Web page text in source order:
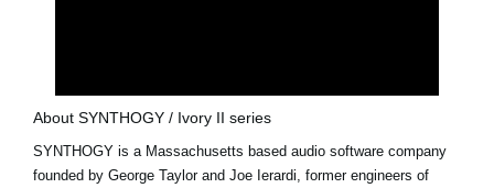
About SYNTHOGY / Ivory II series
SYNTHOGY is a Massachusetts based audio software company
founded by George Taylor and Joe Ierardi, former engineers of